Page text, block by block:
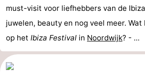
must-visit voor liefhebbers van de
juwelen, beauty en nog veel meer.
op het Ibiza Festival in Noordwijk? - ...